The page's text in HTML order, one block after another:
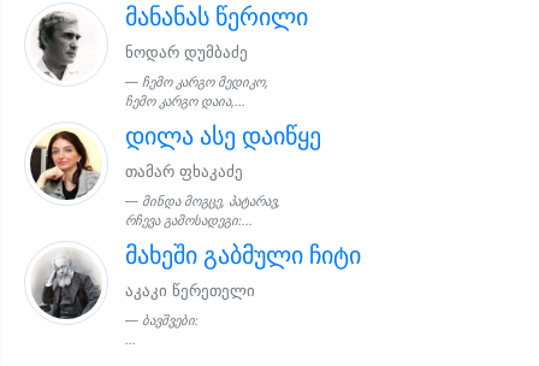
მანანას წერილი
ნოდარ დუმბაძე
ჩემო კარგო მედიკო,
ჩემო კარგო დაია,...
დილა ასე დაიწყე
თამარ ფხაკაძე
მინდა მოგცე, პატარავ,
რჩევა გამოსადეგი:...
მახეში გაბმული ჩიტი
აკაკი წერეთელი
ბავშვები:
...